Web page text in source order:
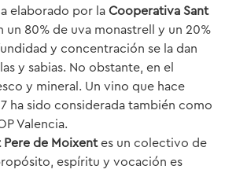
elaborado por la Cooperativa Sant
un 80% de uva monastrell y un 20%
y concentración se la dan
y sabias. No obstante, en el
y mineral. Un vino que hace
ha sido considerada también como
Valencia.
Pere de Moixentes un colectivo de
espíritu y vocación es